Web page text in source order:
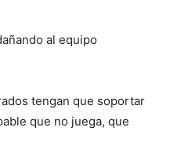
al equipo
tengan que soportar
que no juega, que